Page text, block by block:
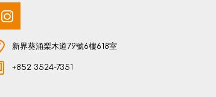
新界葵涌梨木道79號6樓618室
+852 3524-7351